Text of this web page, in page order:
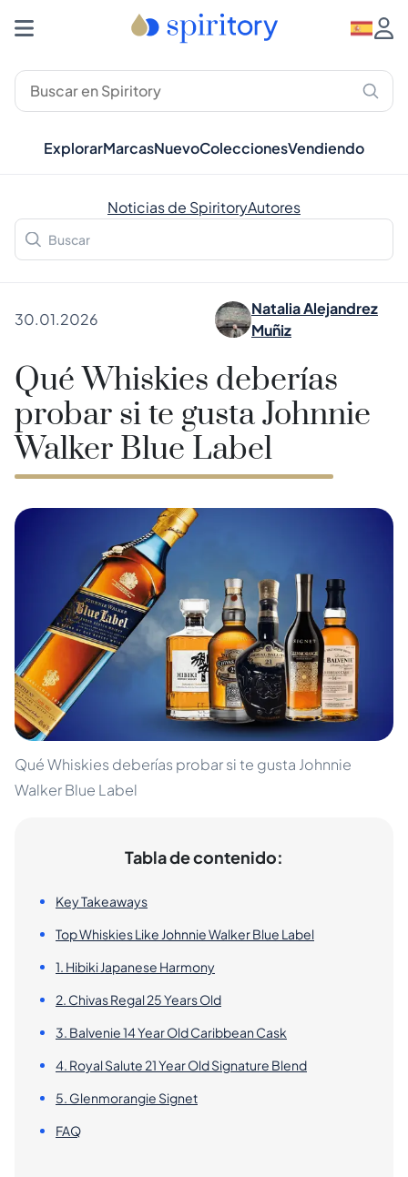
ExplorarMarcasNuevoColeccionesVendiendo
Noticias de SpiritoryAutores
30.01.2026
Natalia Alejandrez
Muñiz
Qué Whiskies deberías
probar si te gusta Johnnie
Walker Blue Label
Qué Whiskies deberías probar si te gusta Johnnie
Walker Blue Label
Tabla de contenido:
Key Takeaways
Top Whiskies Like Johnnie Walker Blue Label
1. Hibiki Japanese Harmony
2. Chivas Regal 25 Years Old
3. Balvenie 14 Year Old Caribbean Cask
4. Royal Salute 21 Year Old Signature Blend
5. Glenmorangie Signet
FAQ